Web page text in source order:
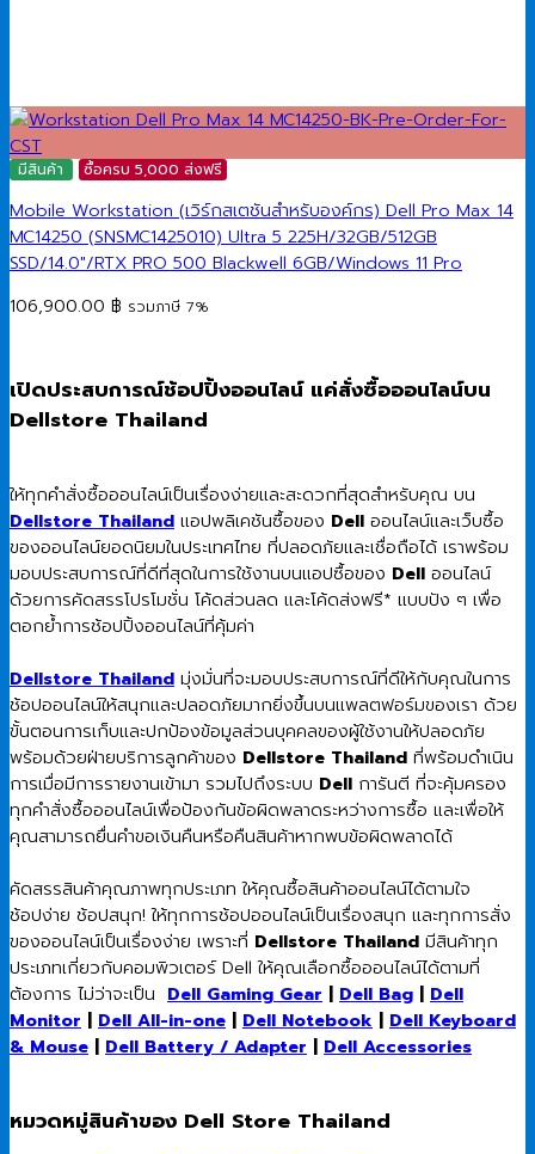
มีสินค้า ซื้อครบ 5,000 ส่งฟรี
Mobile Workstation (เวิร์กสเตชันสำหรับองค์กร) Dell Pro Max 14
MC14250 (SNSMC1425010) Ultra 5 225H/32GB/512GB
SSD/14.0″/RTX PRO 500 Blackwell 6GB/Windows 11 Pro
106,900.00 ฿ รวมภาษี 7%
เปิดประสบการณ์ช้อปปิ้งออนไลน์ แค่สั่งซื้อออนไลน์บน
Dellstore Thailand
ให้ทุกคำสั่งซื้อออนไลน์เป็นเรื่องง่ายและสะดวกที่สุดสำหรับคุณ บน
Dellstore Thailand แอปพลิเคชันซื้อของ Dell ออนไลน์และเว็บซื้อ
ของออนไลน์ยอดนิยมในประเทศไทย ที่ปลอดภัยและเชื่อถือได้ เราพร้อม
มอบประสบการณ์ที่ดีที่สุดในการใช้งานบนแอปซื้อของ Dell ออนไลน์
ด้วยการคัดสรรโปรโมชั่น โค้ดส่วนลด และโค้ดส่งฟรี* แบบปัง ๆ เพื่อ
ตอกย้ำการช้อปปิ้งออนไลน์ที่คุ้มค่า
Dellstore Thailand มุ่งมั่นที่จะมอบประสบการณ์ที่ดีให้กับคุณในการ
ช้อปออนไลน์ให้สนุกและปลอดภัยมากยิ่งขึ้นบนแพลตฟอร์มของเรา ด้วย
ขั้นตอนการเก็บและปกป้องข้อมูลส่วนบุคคลของผู้ใช้งานให้ปลอดภัย
พร้อมด้วยฝ่ายบริการลูกค้าของ Dellstore Thailand ที่พร้อมดำเนิน
การเมื่อมีการรายงานเข้ามา รวมไปถึงระบบ Dell การันตี ที่จะคุ้มครอง
ทุกคำสั่งซื้อออนไลน์เพื่อป้องกันข้อผิดพลาดระหว่างการซื้อ และเพื่อให้
คุณสามารถยื่นคำขอเงินคืนหรือคืนสินค้าหากพบข้อผิดพลาดได้
คัดสรรสินค้าคุณภาพทุกประเภท ให้คุณซื้อสินค้าออนไลน์ได้ตามใจ
ช้อปง่าย ช้อปสนุก! ให้ทุกการช้อปออนไลน์เป็นเรื่องสนุก และทุกการสั่ง
ของออนไลน์เป็นเรื่องง่าย เพราะที่ Dellstore Thailand มีสินค้าทุก
ประเภทเกี่ยวกับคอมพิวเตอร์ Dell ให้คุณเลือกซื้อออนไลน์ได้ตามที่
ต้องการ ไม่ว่าจะเป็น Dell Gaming Gear | Dell Bag | Dell
Monitor | Dell All-in-one | Dell Notebook | Dell Keyboard
& Mouse | Dell Battery / Adapter | Dell Accessories
หมวดหมู่สินค้าของ Dell Store Thailand